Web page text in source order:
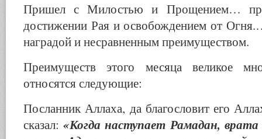
Пришел с Милостью и Прощением…
достижении Рая и освобождением от
наградой и несравненным преимуществом.
Преимуществ этого месяца великое
относятся следующие:
Посланник Аллаха, да благословит его
сказал: «Когда наступает Рамадан,